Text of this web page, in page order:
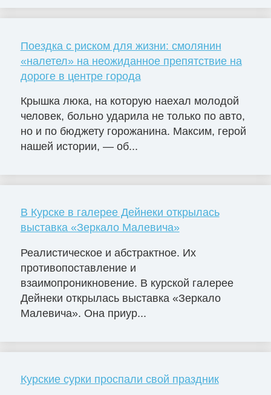
Поездка с риском для жизни: смолянин
«налетел» на неожиданное препятствие на
дороге в центре города
Крышка люка, на которую наехал молодой
человек, больно ударила не только по авто,
но и по бюджету горожанина. Максим, герой
нашей истории, — об...
В Курске в галерее Дейнеки открылась
выставка «Зеркало Малевича»
Реалистическое и абстрактное. Их
противопоставление и
взаимопроникновение. В курской галерее
Дейнеки открылась выставка «Зеркало
Малевича». Она приур...
Курские сурки проспали свой праздник